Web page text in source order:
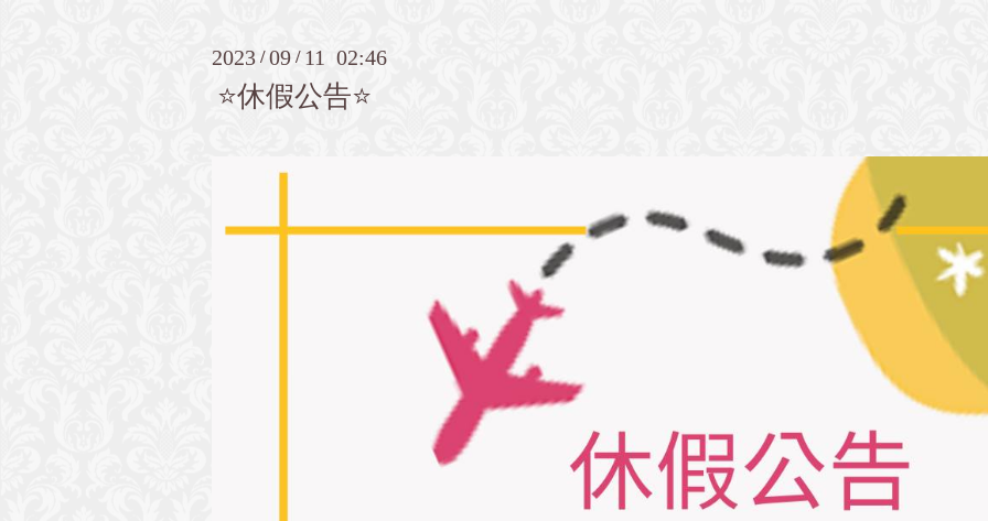
2023 /09 / 11 02:46
⭐️休假公告⭐️